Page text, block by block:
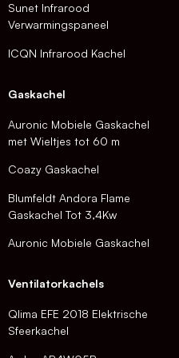
Sunet Infrarood
Verwarmingspaneel
ICQN Infrarood Kachel
Gaskachel
Auronic Mobiele Gaskachel
met Wieltjes tot 60 m
Coazy Gaskachel
Blumfeldt Andora Flame
Gaskachel Tot 3,4Kw
Auronic Mobiele Gaskachel
Ventilatorkachels
Qlima EFE 2018 Elektrische
Sfeerkachel